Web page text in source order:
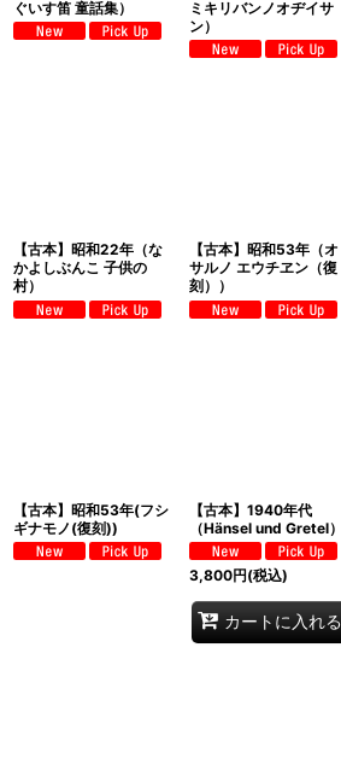
ぐいす笛 童話集）
ミキリバンノオヂイサ
ン）
【古本】昭和22年（な
かよしぶんこ 子供の
村）
【古本】昭和53年（オ
サルノ エウチヱン（復
刻））
【古本】昭和53年(フシ
ギナモノ(復刻))
【古本】1940年代
（Hänsel und Gretel）
3,800円(税込)
カートに入れる